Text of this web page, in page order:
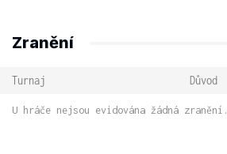
Zranění
Turnaj Důvod
U hráče nejsou evidována žádná zranění.